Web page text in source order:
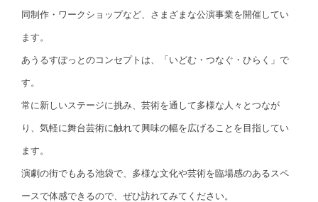
同制作・ワークショップなど、さまざまな公演事業を開催してい
ます。
あうるすぽっとのコンセプトは、「いどむ・つなぐ・ひらく」で
す。
常に新しいステージに挑み、芸術を通して多様な人々とつなが
り、気軽に舞台芸術に触れて興味の幅を広げることを目指してい
ます。
演劇の街でもある池袋で、多様な文化や芸術を臨場感のあるスペ
ースで体感できるので、ぜひ訪れてみてください。